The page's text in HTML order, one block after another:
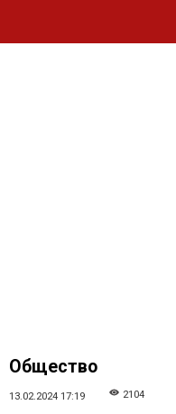
Общество
13.02.2024 17:19 2104